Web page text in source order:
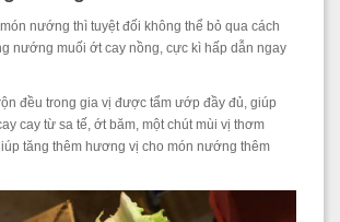
nướng thì tuyệt đối không thể bỏ qua cách
nướng muối ớt cay nồng, cực kì hấp dẫn ngay
đều trong gia vị được tẩm ướp đầy đủ, giúp
cay từ sa tế, ớt băm, một chút mùi vị thơm
tăng thêm hương vị cho món nướng thêm